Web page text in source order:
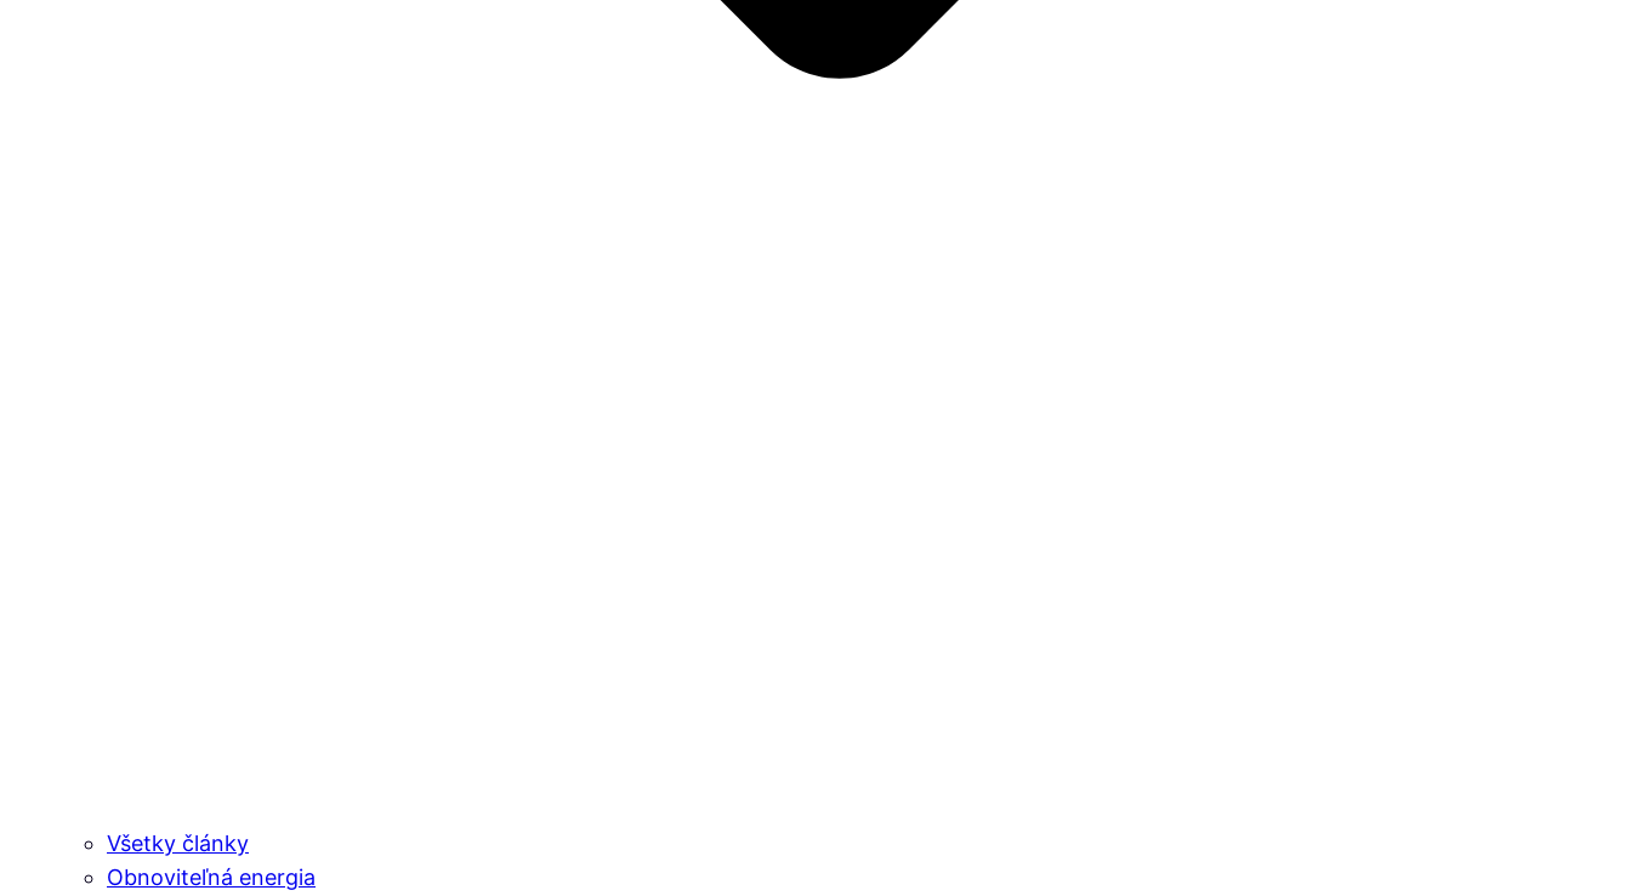
Všetky články
Obnoviteľná energia